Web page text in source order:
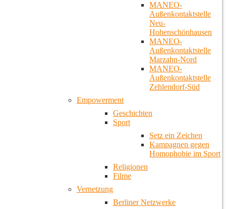
MANEO-
Außenkontaktstelle
Neu-
Hohenschönhausen
MANEO-
Außenkontaktstelle
Marzahn-Nord
MANEO-
Außenkontaktstelle
Zehlendorf-Süd
Empowerment
Geschichten
Sport
Setz ein Zeichen
Kampagnen gegen
Homophobie im Sport
Religionen
Filme
Vernetzung
Berliner Netzwerke